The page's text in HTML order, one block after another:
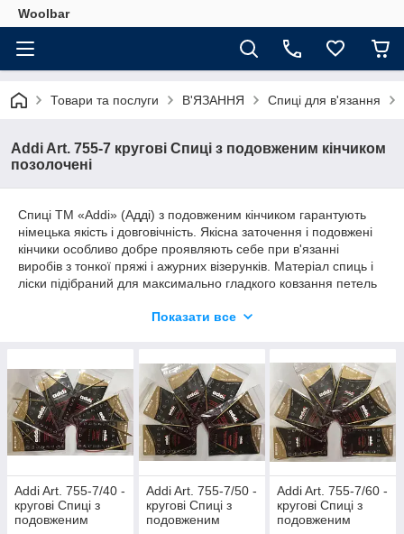
Woolbar
Товари та послуги В'ЯЗАННЯ Спиці для в'язання
Addi Art. 755-7 кругові Спиці з подовженим кінчиком
позолочені
Спиці ТМ «Addi» (Адді) з подовженим кінчиком гарантують
німецька якість і довговічність. Якісна заточення і подовжені
кінчики особливо добре проявляють себе при в'язанні
виробів з тонкої пряжі і ажурних візерунків. Матеріал спиць і
ліски підібраний для максимально гладкого ковзання петель
спектр розмірів спиць для будь-якого виду пряжі.
Показати все
Addi Art. 755-7/40 -
кругові Спиці з
подовженим
Addi Art. 755-7/50 -
кругові Спиці з
подовженим
Addi Art. 755-7/60 -
кругові Спиці з
подовженим